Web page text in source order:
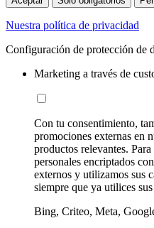
Nuestra política de privacidad
Configuración de protección de
Marketing a través de
Con tu consentimiento,
promociones externas en
productos relevantes.
personales encriptados
externos y utilizamos sus
siempre que ya utilices
Bing, Criteo, Meta,